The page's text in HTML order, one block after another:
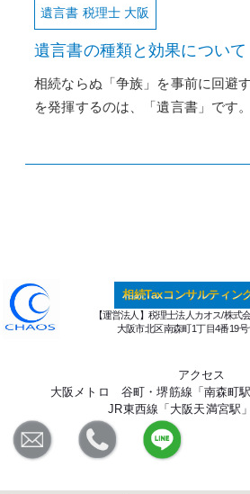
遺言書 税理士 大阪
遺言書の種類と効果について
相続ならぬ「争族」を事前に回避
を発揮するのは、「遺言書」です
相続Taxコンサルティン
【運営法人】税理士法人カオス/株式
大阪市北区南森町1丁目4番19
アクセス
大阪メトロ 谷町・堺筋線「南森町
JR東西線「大阪天満宮駅